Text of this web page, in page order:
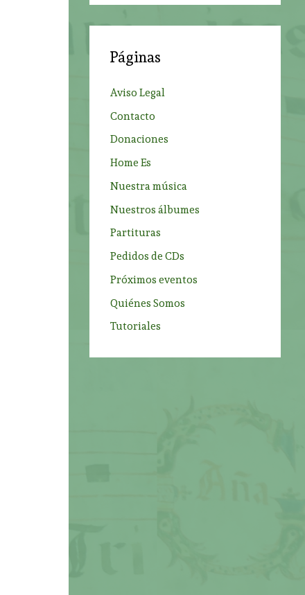
r
:
Páginas
Aviso Legal
Contacto
Donaciones
Home Es
Nuestra música
Nuestros álbumes
Partituras
Pedidos de CDs
Próximos eventos
Quiénes Somos
Tutoriales